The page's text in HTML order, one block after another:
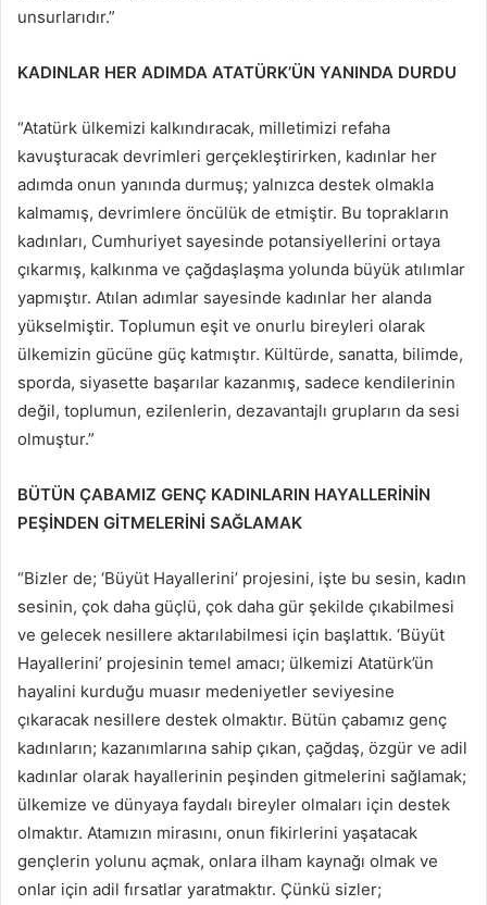
unsurlarıdır.”
KADINLAR HER ADIMDA ATATÜRK’ÜN YANINDA DURDU
“Atatürk ülkemizi kalkındıracak, milletimizi refaha
kavuşturacak devrimleri gerçekleştirirken, kadınlar her
adımda onun yanında durmuş; yalnızca destek olmakla
kalmamış, devrimlere öncülük de etmiştir. Bu toprakların
kadınları, Cumhuriyet sayesinde potansiyellerini ortaya
çıkarmış, kalkınma ve çağdaşlaşma yolunda büyük atılımlar
yapmıştır. Atılan adımlar sayesinde kadınlar her alanda
yükselmiştir. Toplumun eşit ve onurlu bireyleri olarak
ülkemizin gücüne güç katmıştır. Kültürde, sanatta, bilimde,
sporda, siyasette başarılar kazanmış, sadece kendilerinin
değil, toplumun, ezilenlerin, dezavantajlı grupların da sesi
olmuştur.”
BÜTÜN ÇABAMIZ GENÇ KADINLARIN HAYALLERİNİN
PEŞİNDEN GİTMELERİNİ SAĞLAMAK
“Bizler de; ‘Büyüt Hayallerini’ projesini, işte bu sesin, kadın
sesinin, çok daha güçlü, çok daha gür şekilde çıkabilmesi
ve gelecek nesillere aktarılabilmesi için başlattık. ‘Büyüt
Hayallerini’ projesinin temel amacı; ülkemizi Atatürk’ün
hayalini kurduğu muasır medeniyetler seviyesine
çıkaracak nesillere destek olmaktır. Bütün çabamız genç
kadınların; kazanımlarına sahip çıkan, çağdaş, özgür ve adil
kadınlar olarak hayallerinin peşinden gitmelerini sağlamak;
ülkemize ve dünyaya faydalı bireyler olmaları için destek
olmaktır. Atamızın mirasını, onun fikirlerini yaşatacak
gençlerin yolunu açmak, onlara ilham kaynağı olmak ve
onlar için adil fırsatlar yaratmaktır. Çünkü sizler;